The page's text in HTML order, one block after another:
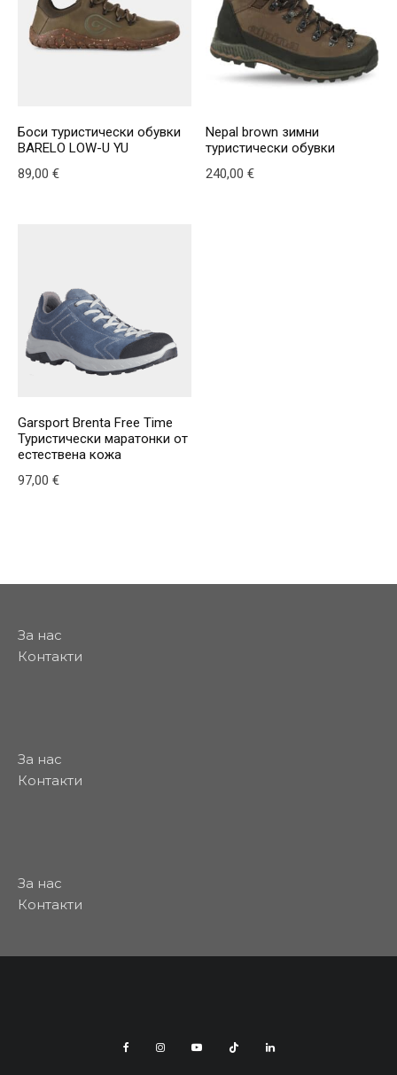
Боси туристически обувки
BARELO LOW-U YU
89,00 €
Nepal brown зимни
туристически обувки
240,00€
Garsport Brenta Free Time
Туристически маратонки от
естествена кожа
97,00 €
За нас
Контакти
За нас
Контакти
За нас
Контакти